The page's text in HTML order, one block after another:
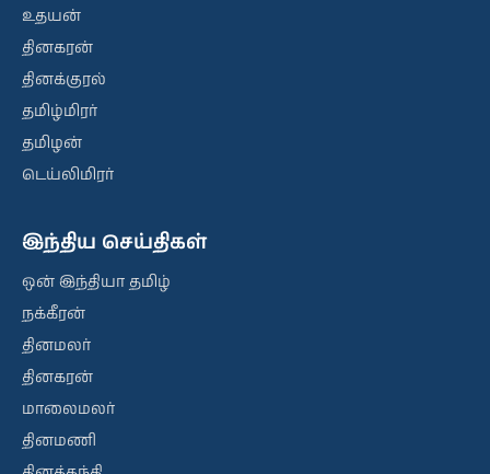
உதயன்
தினகரன்
தினக்குரல்
தமிழ்மிரர்
தமிழன்
டெய்லிமிரர்
இந்திய செய்திகள்
ஒன் இந்தியா தமிழ்
நக்கீரன்
தினமலர்
தினகரன்
மாலைமலர்
தினமணி